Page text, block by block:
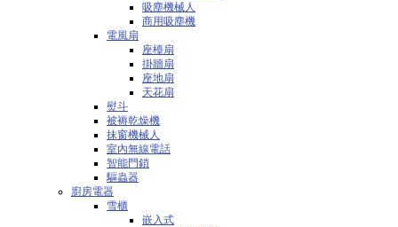
吸塵機械人
商用吸塵機
電風扇
座檯扇
掛牆扇
座地扇
天花扇
熨斗
被褥乾燥機
抹窗機械人
室內無線電話
智能門鎖
驅蟲器
廚房電器
雪櫃
嵌入式